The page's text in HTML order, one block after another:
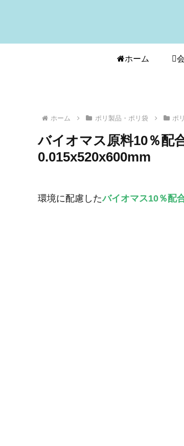
ホーム
ホーム ポリ製品・ポリ袋 ポ
バイオマス原料10％
0.015x520x600mm
環境に配慮したバイオマス10％配